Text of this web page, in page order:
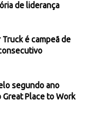
de liderança
é campeã de
segundo ano
Place to Work